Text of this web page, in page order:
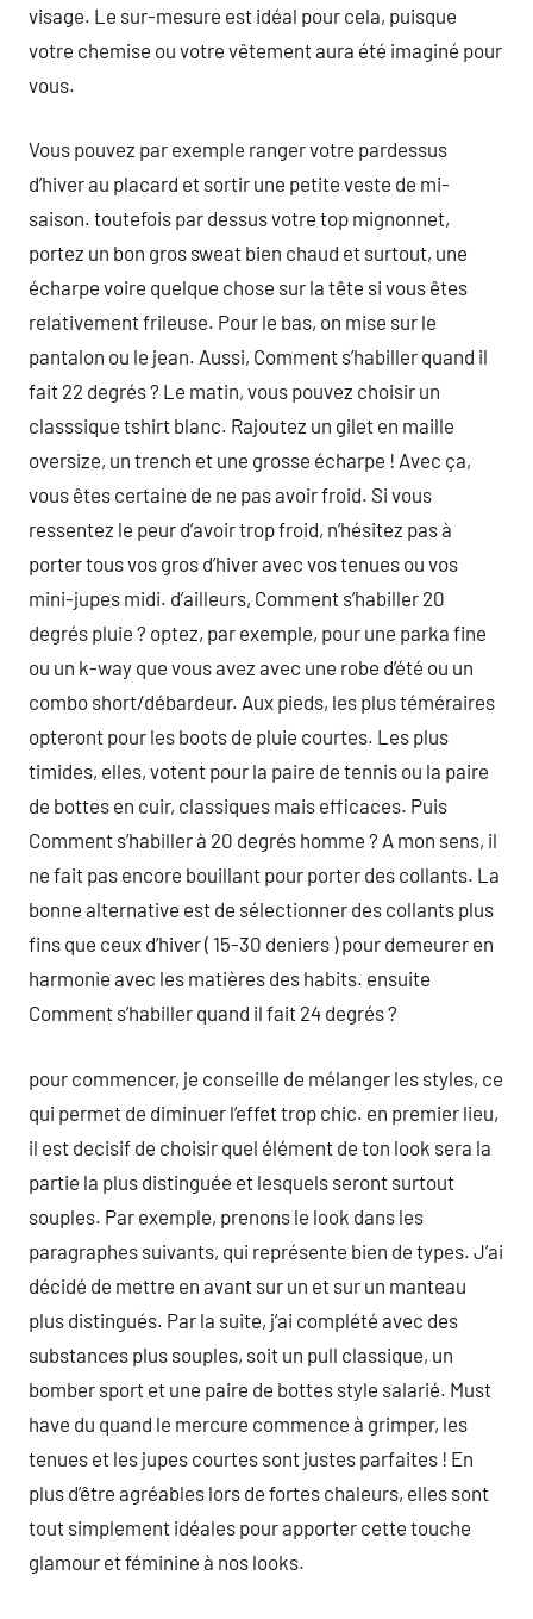
visage. Le sur-mesure est idéal pour cela, puisque
votre chemise ou votre vêtement aura été imaginé pour
vous.
Vous pouvez par exemple ranger votre pardessus
d’hiver au placard et sortir une petite veste de mi-
saison. toutefois par dessus votre top mignonnet,
portez un bon gros sweat bien chaud et surtout, une
écharpe voire quelque chose sur la tête si vous êtes
relativement frileuse. Pour le bas, on mise sur le
pantalon ou le jean. Aussi, Comment s’habiller quand il
fait 22 degrés ? Le matin, vous pouvez choisir un
classsique tshirt blanc. Rajoutez un gilet en maille
oversize, un trench et une grosse écharpe ! Avec ça,
vous êtes certaine de ne pas avoir froid. Si vous
ressentez le peur d’avoir trop froid, n’hésitez pas à
porter tous vos gros d’hiver avec vos tenues ou vos
mini-jupes midi. d’ailleurs, Comment s’habiller 20
degrés pluie ? optez, par exemple, pour une parka fine
ou un k-way que vous avez avec une robe d’été ou un
combo short/débardeur. Aux pieds, les plus téméraires
opteront pour les boots de pluie courtes. Les plus
timides, elles, votent pour la paire de tennis ou la paire
de bottes en cuir, classiques mais efficaces. Puis
Comment s’habiller à 20 degrés homme ? A mon sens, il
ne fait pas encore bouillant pour porter des collants. La
bonne alternative est de sélectionner des collants plus
fins que ceux d’hiver ( 15-30 deniers ) pour demeurer en
harmonie avec les matières des habits. ensuite
Comment s’habiller quand il fait 24 degrés ?
pour commencer, je conseille de mélanger les styles, ce
qui permet de diminuer l’effet trop chic. en premier lieu,
il est decisif de choisir quel élément de ton look sera la
partie la plus distinguée et lesquels seront surtout
souples. Par exemple, prenons le look dans les
paragraphes suivants, qui représente bien de types. J’ai
décidé de mettre en avant sur un et sur un manteau
plus distingués. Par la suite, j’ai complété avec des
substances plus souples, soit un pull classique, un
bomber sport et une paire de bottes style salarié. Must
have du quand le mercure commence à grimper, les
tenues et les jupes courtes sont justes parfaites ! En
plus d’être agréables lors de fortes chaleurs, elles sont
tout simplement idéales pour apporter cette touche
glamour et féminine à nos looks.